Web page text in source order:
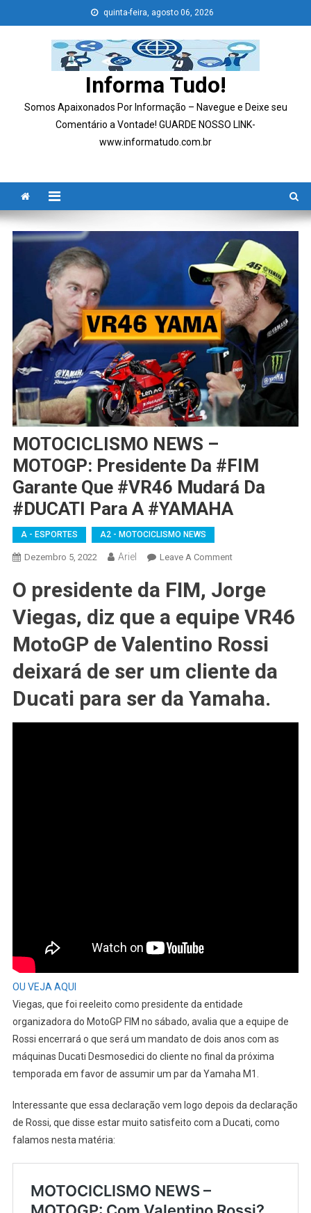
to
quinta-feira, agosto 06, 2026
Informa Tudo!
Somos Apaixonados Por Informação – Navegue e Deixe seu
Comentário a Vontade! GUARDE NOSSO LINK-
www.informatudo.com.br
MOTOCICLISMO NEWS –
MOTOGP: Presidente Da #FIM
Garante Que #VR46 Mudará Da
#DUCATI Para A #YAMAHA
A - ESPORTES A2 - MOTOCICLISMO NEWS
Dezembro 5, 2022 Ariel Leave A CommentOn
NEWS
MOTOGP:
Presidente
Da
#FIM
Que
O presidente da FIM, Jorge
Viegas, diz que a equipe VR46
MotoGP de Valentino Rossi
deixará de ser um cliente da
Ducati para ser da Yamaha.
OU VEJA AQUI
Viegas, que foi reeleito como presidente da entidade
organizadora do MotoGP FIM no sábado, avalia que a equipe de
Rossi encerrará o que será um mandato de dois anos com as
máquinas Ducati Desmosedici do cliente no final da próxima
temporada em favor de assumir um par da Yamaha M1.
Interessante que essa declaração vem logo depois da declaração
de Rossi, que disse estar muito satisfeito com a Ducati, como
falamos nesta matéria: